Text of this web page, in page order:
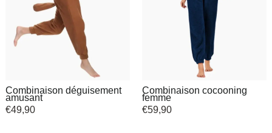
Combinaison déguisement
amusant
€49,90
Combinaison cocooning
femme
€59,90